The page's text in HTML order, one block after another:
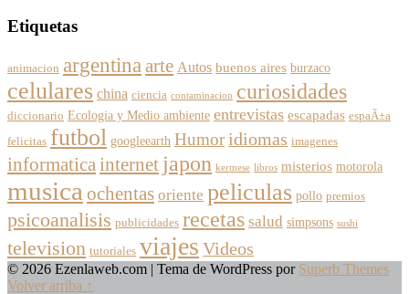
Etiquetas
animacion argentina arte Autos buenos aires burzaco
celulares china ciencia contaminacion curiosidades
diccionario Ecologia y Medio ambiente entrevistas escapadas espaÃ±a
felicitas futbol googleearth Humor idiomas imagenes
informatica internet japon kermese libros misterios motorola
musica ochentas oriente peliculas pollo premios
psicoanalisis publicidades recetas salud simpsons sushi
television tutoriales viajes Videos
© 2026 Ezenlaweb.com | Tema de WordPress por Superb Themes
Volver arriba ↑